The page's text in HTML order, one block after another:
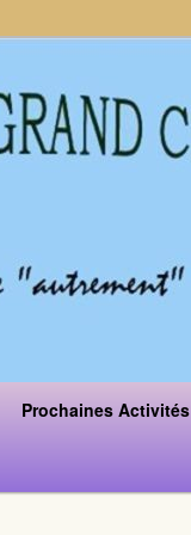
Prochaines Activités